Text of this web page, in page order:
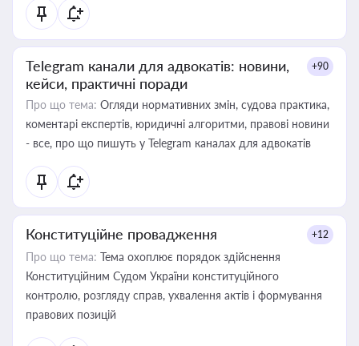
Telegram канали для адвокатів: новини,
кейси, практичні поради
+90
Про що тема: Огляди нормативних змін, судова практика,
коментарі експертів, юридичні алгоритми, правові новини
- все, про що пишуть у Telegram каналах для адвокатів
Конституційне провадження +12
Про що тема: Тема охоплює порядок здійснення
Конституційним Судом України конституційного
контролю, розгляду справ, ухвалення актів і формування
правових позицій